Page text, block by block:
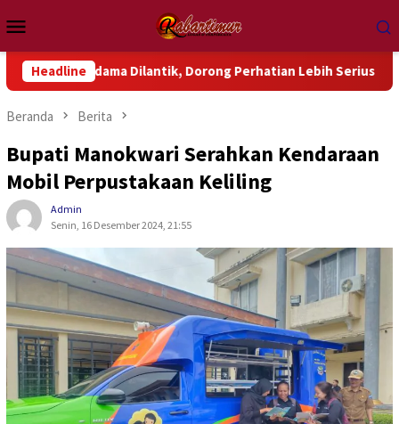
ke
kontenMobile
Headline
Dilantik, Dorong Perhatian Lebih Serius Terhadap Isu
Beranda Berita
Bupati Manokwari Serahkan Kendaraan
Mobil Perpustakaan Keliling
Admin
Senin, 16 Desember 2024, 21:55